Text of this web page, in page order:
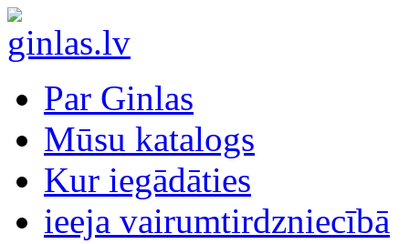
Par Ginlas
Mūsu katalogs
Kur iegādāties
ieeja vairumtirdzniecībā